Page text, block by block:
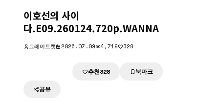
이호선의 사이
다.E09.260124.720p.WANNA
그레이트캣 2026.07.09 4,719 328
추천328 북마크
공유